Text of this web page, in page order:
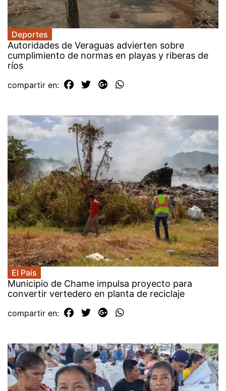
Deportes
Autoridades de Veraguas advierten sobre
cumplimiento de normas en playas y riberas de
ríos
compartir en:
El País
Municipio de Chame impulsa proyecto para
convertir vertedero en planta de reciclaje
compartir en: